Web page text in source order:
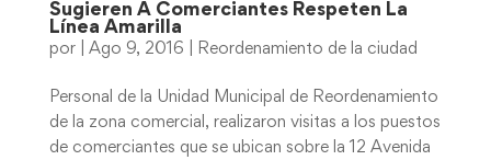
Sugieren A Comerciantes Respeten La
Línea Amarilla
por Ago 9, 2016 Reordenamiento de la ciudad
Personal de la Unidad Municipal de Reordenamiento
de la zona comercial, realizaron visitas a los puestos
de comerciantes que se ubican sobre la 12 Avenida